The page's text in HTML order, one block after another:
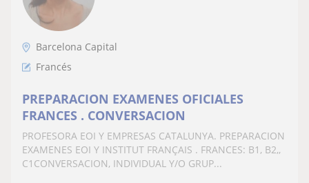
Barcelona Capital
Francés
PREPARACION EXAMENES OFICIALES
FRANCES . CONVERSACION
PROFESORA EOI Y EMPRESAS CATALUNYA. PREPARACION
EXAMENES EOI Y INSTITUT FRANÇAIS . FRANCES: B1, B2,,
C1CONVERSACION, INDIVIDUAL Y/O GRUP...